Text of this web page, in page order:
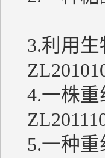
3.利用
4.一株
5.一种